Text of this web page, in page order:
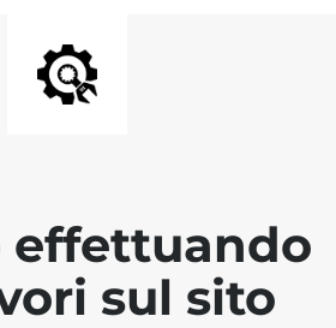
effettuando
sul sito